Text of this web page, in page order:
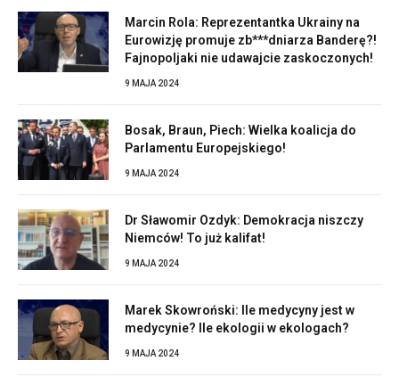
Marcin Rola: Reprezentantka Ukrainy na
Eurowizję promuje zb***dniarza Banderę?!
Fajnopoljaki nie udawajcie zaskoczonych!
9 MAJA 2024
Bosak, Braun, Piech: Wielka koalicja do
Parlamentu Europejskiego!
9 MAJA 2024
Dr Sławomir Ozdyk: Demokracja niszczy
Niemców! To już kalifat!
9 MAJA 2024
Marek Skowroński: Ile medycyny jest w
medycynie? Ile ekologii w ekologach?
9 MAJA 2024